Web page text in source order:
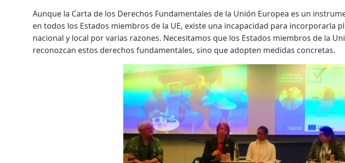
Aunque la Carta de los Derechos Fundamentales de la Unión Europea es un
en todos los Estados miembros de la UE, existe una incapacidad para incorporarla
nacional y local por varias razones. Necesitamos que los Estados miembros de la
reconozcan estos derechos fundamentales, sino que adopten medidas concretas.